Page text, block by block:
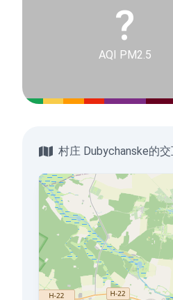
?
AQI PM2.5
村庄 Dubychanske的